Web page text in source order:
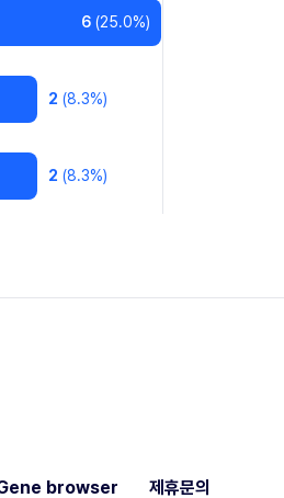
6 (25.0%)
2 (8.3%)
2 (8.3%)
browser 제휴문의